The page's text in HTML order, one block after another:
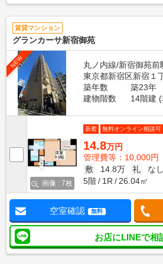
賃貸マンション
グランカーサ新宿御苑
NEW
丸ノ内線/新宿御苑前
東京都新宿区新宿１
築年数
築23年
建物階数
14階建
画像 : 7枚
新着 無料オンライン相談可
14.8万円
管理費等：10,000円
敷
14.8万 礼
なし
5階
1R 26.04㎡
空室確認 無料
お店にLINEで相